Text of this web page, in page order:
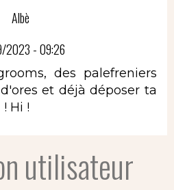
Albè
2023 - 09:26
des palefreniers
et déjà déposer ta
Hi !
utilisateur